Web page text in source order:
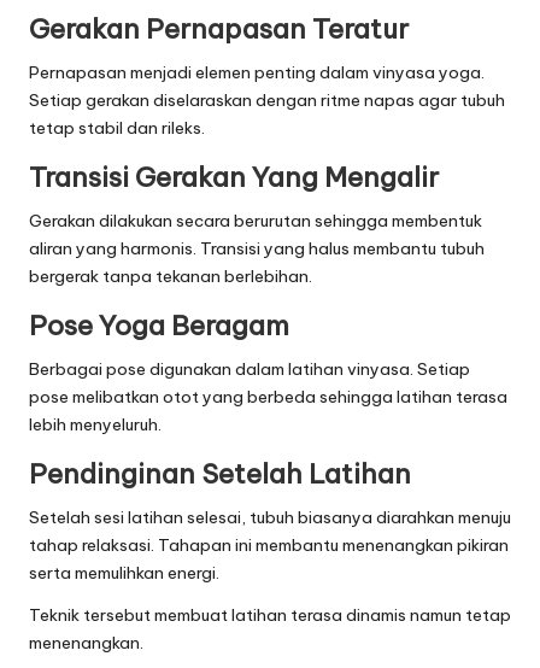
Gerakan Pernapasan Teratur
Pernapasan menjadi elemen penting dalam vinyasa yoga.
Setiap gerakan diselaraskan dengan ritme napas agar tubuh
tetap stabil dan rileks.
Transisi Gerakan Yang Mengalir
Gerakan dilakukan secara berurutan sehingga membentuk
aliran yang harmonis. Transisi yang halus membantu tubuh
bergerak tanpa tekanan berlebihan.
Pose Yoga Beragam
Berbagai pose digunakan dalam latihan vinyasa. Setiap
pose melibatkan otot yang berbeda sehingga latihan terasa
lebih menyeluruh.
Pendinginan Setelah Latihan
Setelah sesi latihan selesai, tubuh biasanya diarahkan menuju
tahap relaksasi. Tahapan ini membantu menenangkan pikiran
serta memulihkan energi.
Teknik tersebut membuat latihan terasa dinamis namun tetap
menenangkan.